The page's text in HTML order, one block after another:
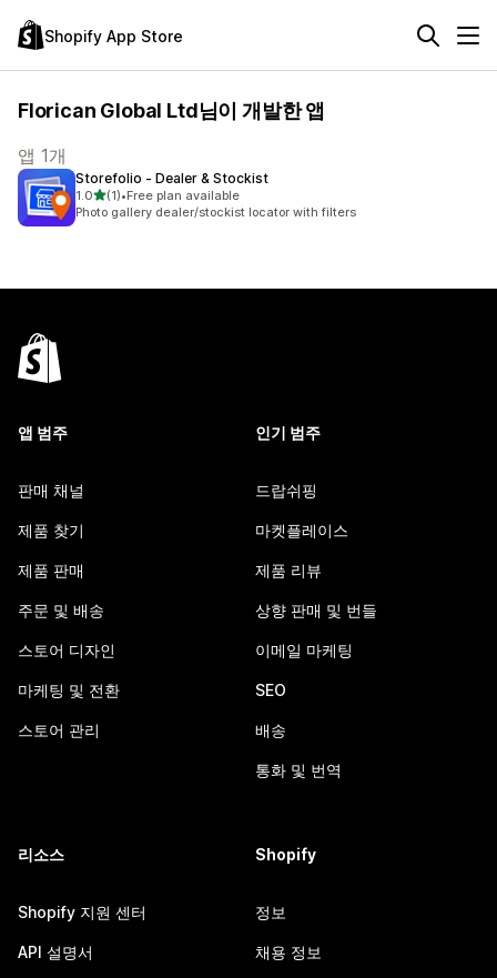
Shopify App Store
Florican Global Ltd님이 개발한 앱
앱 1개
Storefolio ‑ Dealer & Stockist
1.0별 5개 중
(1)
총 리뷰 1개
•Free plan available
Photo gallery dealer/stockist locator with filters
앱 범주
판매 채널
제품 찾기
제품 판매
주문 및 배송
스토어 디자인
마케팅 및 전환
스토어 관리
인기 범주
드랍쉬핑
마켓플레이스
제품 리뷰
상향 판매 및 번들
이메일 마케팅
SEO
배송
통화 및 번역
리소스
Shopify 지원 센터
API 설명서
Shopify
정보
채용 정보